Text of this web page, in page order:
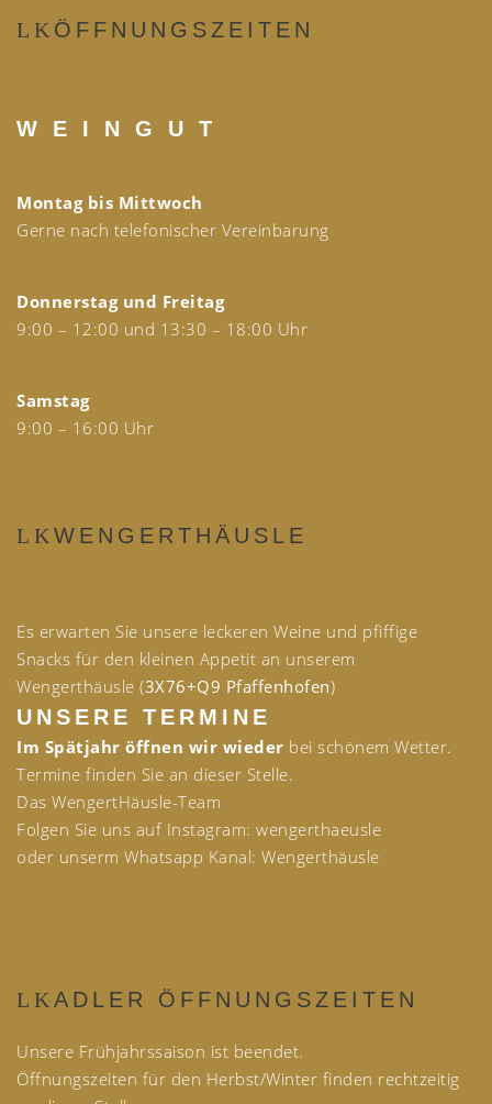
ÖFFNUNGSZEITEN
W E I N G U T
Montag bis Mittwoch
Gerne nach telefonischer Vereinbarung
Donnerstag und Freitag
9:00 – 12:00 und 13:30 – 18:00 Uhr
Samstag
9:00 – 16:00 Uhr
WENGERTHÄUSLE
Es erwarten Sie unsere leckeren Weine und pfiffige
Snacks für den kleinen Appetit an unserem
Wengerthäusle (3X76+Q9 Pfaffenhofen)
UNSERE TERMINE
Im Spätjahr öffnen wir wieder bei schönem Wetter.
Termine finden Sie an dieser Stelle.
Das WengertHäusle-Team
Folgen Sie uns auf Instagram: wengerthaeusle
oder unserm Whatsapp Kanal: Wengerthäusle
ADLER ÖFFNUNGSZEITEN
Unsere Frühjahrssaison ist beendet.
Öffnungszeiten für den Herbst/Winter finden rechtzeitig